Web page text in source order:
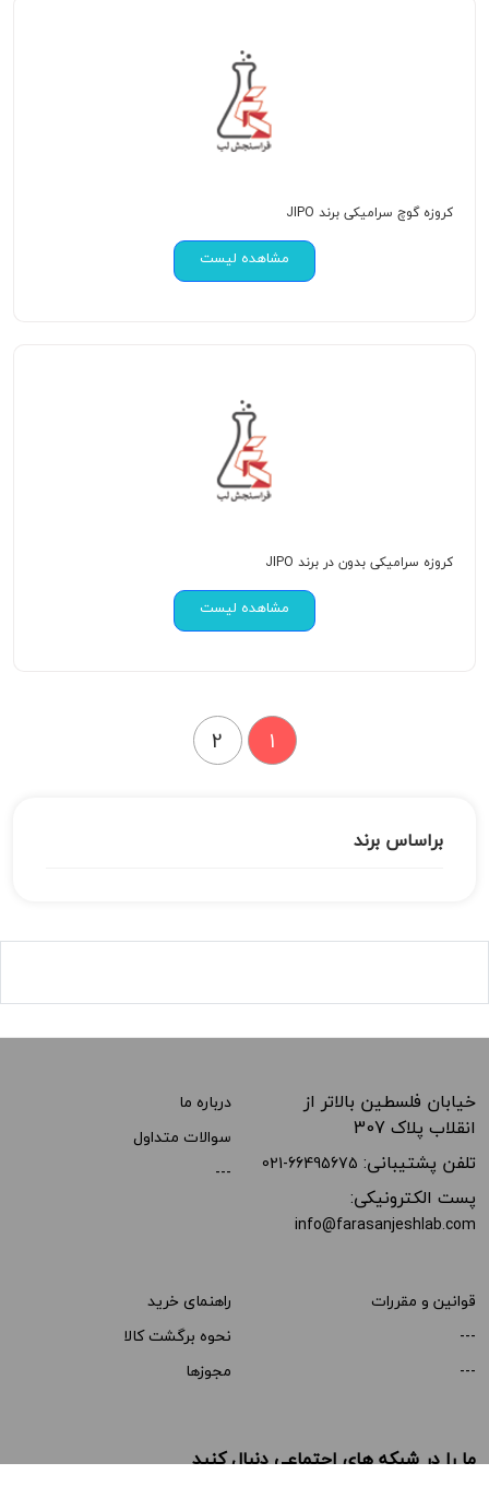
براساس برند
کروزه گوچ سرامیکی برند JIPO
مشاهده لیست
کروزه سرامیکی بدون در برند JIPO
مشاهده لیست
1
2
خیابان فلسطین بالاتر از
انقلاب پلاک 307
تلفن پشتیبانی: 021-66495675
پست الکترونیکی:
info@farasanjeshlab.com
درباره ما
سوالات متداول
---
قوانین و مقررات
---
---
راهنمای خرید
نحوه برگشت کالا
مجوزها
ما را در شبکه های اجتماعی دنبال کنید